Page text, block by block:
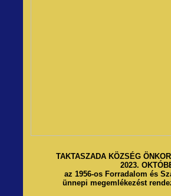
TAKTASZADA KÖZSÉG
2023.
az 1956-os Forradalom és
ünnepi megemlékezést